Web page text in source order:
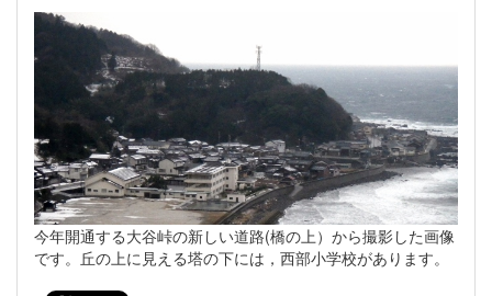
今年開通する大谷峠の新しい道路(橋の上）から撮影した画像
です。丘の上に見える塔の下には，西部小学校があります。